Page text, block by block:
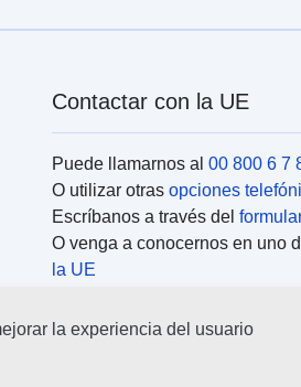
Contactar con la UE
Puede llamarnos al 00 800 6 7
O utilizar otras opciones
Escríbanos a través del
O venga a conocernos en uno
la UE
la experiencia del usuario